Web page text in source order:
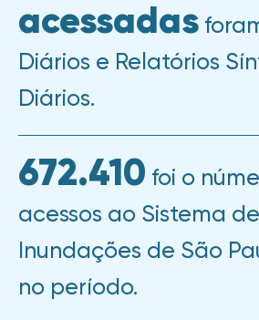
acessadas
Diários e Relatórios
Diários.​
672.410 foi o
acessos ao Sistema
Inundações de São
no período.​